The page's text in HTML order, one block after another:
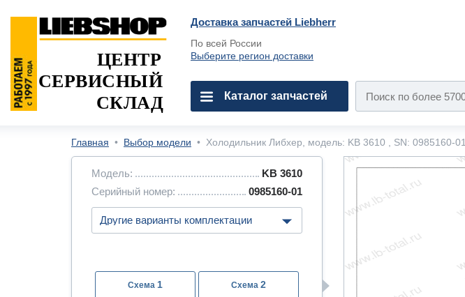
Доставка запчастей Liebherr
По всей России
Выберите регион доставки
ЦЕНТР
СЕРВИСНЫЙ
СКЛАД
Каталог запчастей
Главная • Выбор модели • Холодильник Либхер, модель: KB 3610 , SN: 0985160-01
Модель:
KB 3610
Серийный номер:
0985160-01
1 2